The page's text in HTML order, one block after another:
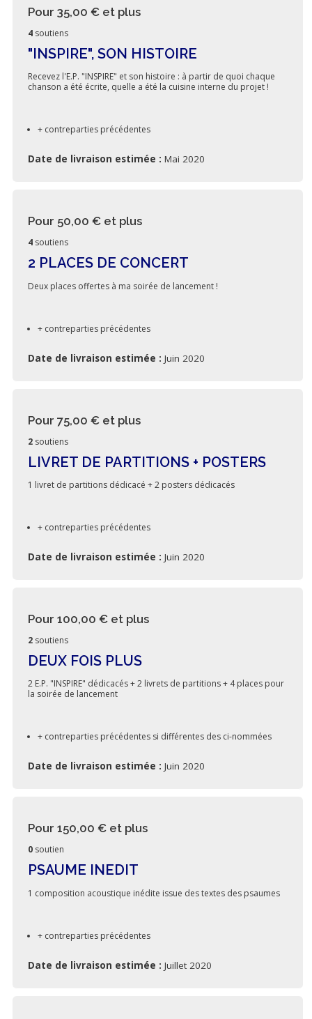
Pour 35,00 € et plus
4 soutiens
"INSPIRE", SON HISTOIRE
Recevez l'E.P. "INSPIRE" et son histoire : à partir de quoi chaque
chanson a été écrite, quelle a été la cuisine interne du projet !
+ contreparties précédentes
Date de livraison estimée : Mai 2020
Pour 50,00 € et plus
4 soutiens
2 PLACES DE CONCERT
Deux places offertes à ma soirée de lancement !
+ contreparties précédentes
Date de livraison estimée : Juin 2020
Pour 75,00 € et plus
2 soutiens
LIVRET DE PARTITIONS + POSTERS
1 livret de partitions dédicacé + 2 posters dédicacés
+ contreparties précédentes
Date de livraison estimée : Juin 2020
Pour 100,00 € et plus
2 soutiens
DEUX FOIS PLUS
2 E.P. "INSPIRE" dédicacés + 2 livrets de partitions + 4 places pour
la soirée de lancement
+ contreparties précédentes si différentes des ci-nommées
Date de livraison estimée : Juin 2020
Pour 150,00 € et plus
0 soutien
PSAUME INEDIT
1 composition acoustique inédite issue des textes des psaumes
+ contreparties précédentes
Date de livraison estimée : Juillet 2020